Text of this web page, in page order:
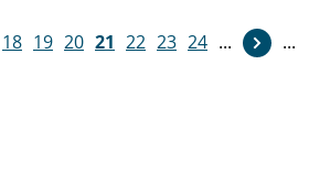
18 19 20 21 22 23 24 ...
weiter
...